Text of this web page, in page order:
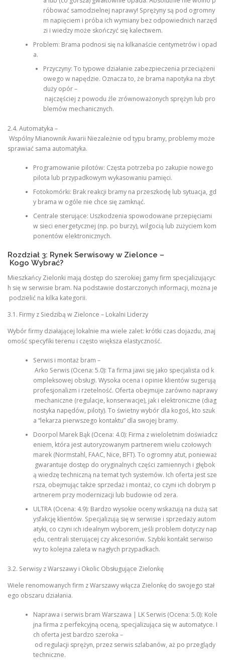
róbować samodzielnej naprawy! Sprężyny są pod ogromny
m napięciem i próba ich wymiany bez odpowiednich narzęd
zi i wiedzy może skończyć się kalectwem.
Problem: Brama podnosi się na kilkanaście centymetrów i opad
a.
Przyczyny: To typowe działanie zabezpieczenia przeciążeni
owego w napędzie. Oznacza to, że brama napotyka na zbyt
duży opór –
najczęściej z powodu źle zrównoważonych sprężyn lub pro
blemów mechanicznych.
2.4. Automatyka –
Wspólny Mianownik Awarii Niezależnie od typu bramy, problemy może
sprawiać sama automatyka.
Programowanie pilotów: Częsta potrzeba po zakupie nowego
pilota lub przypadkowym wykasowaniu pamięci.
Fotokomórki: Brak reakcji bramy na przeszkodę lub sytuacja, gd
y brama w ogóle nie chce się zamknąć.
Centrale sterujące: Uszkodzenia spowodowane przepięciami
w sieci energetycznej (np. po burzy), wilgocią lub zużyciem kom
ponentów elektronicznych.
Rozdział 3: Rynek Serwisowy w Zielonce –
Kogo Wybrać?
Mieszkańcy Zielonki mają dostęp do szerokiej gamy firm specjalizującyc
h się w serwisie bram. Na podstawie dostarczonych informacji, można je
podzielić na kilka kategorii.
3.1. Firmy z Siedzibą w Zielonce – Lokalni Liderzy
Wybór firmy działającej lokalnie ma wiele zalet: krótki czas dojazdu, znaj
omość specyfiki terenu i często większa elastyczność.
Serwis i montaż bram –
Arko Serwis (Ocena: 5.0): Ta firma jawi się jako specjalista od k
ompleksowej obsługi. Wysoka ocena i opinie klientów sugerują
profesjonalizm i rzetelność. Oferta obejmuje zarówno naprawy
mechaniczne (regulacje, konserwacje), jak i elektroniczne (diag
nostyka napędów, piloty). To świetny wybór dla kogoś, kto szuk
a “lekarza pierwszego kontaktu” dla swojej bramy.
Doorpol Marek Bąk (Ocena: 4.0): Firma z wieloletnim doświadcz
eniem, która jest autoryzowanym partnerem wielu czołowych
marek (Normstahl, FAAC, Nice, BFT). To ogromny atut, ponieważ
gwarantuje dostęp do oryginalnych części zamiennych i głębok
ą wiedzę techniczną na temat tych systemów. Ich oferta jest sze
rsza, obejmując także sprzedaż i montaż, co czyni ich dobrym p
artnerem przy modernizacji lub budowie od zera.
ULTRA (Ocena: 4.9): Bardzo wysokie oceny wskazują na dużą sat
ysfakcję klientów. Specjalizują się w serwisie i sprzedaży autom
atyki, co czyni ich idealnym wyborem, jeśli problem dotyczy nap
ędu, centrali sterującej czy akcesoriów. Szybki kontakt serwiso
wy to kolejna zaleta w nagłych przypadkach.
3.2. Serwisy z Warszawy i Okolic Obsługujące Zielonkę
Wiele renomowanych firm z Warszawy włącza Zielonkę do swojego stał
ego obszaru działania.
Naprawa i serwis bram Warszawa | LK Serwis (Ocena: 5.0): Kole
jna firma z perfekcyjną oceną, specjalizująca się w automatyce. I
ch oferta jest bardzo szeroka –
od regulacji sprężyn, przez serwis szlabanów, aż po przeglądy
techniczne.